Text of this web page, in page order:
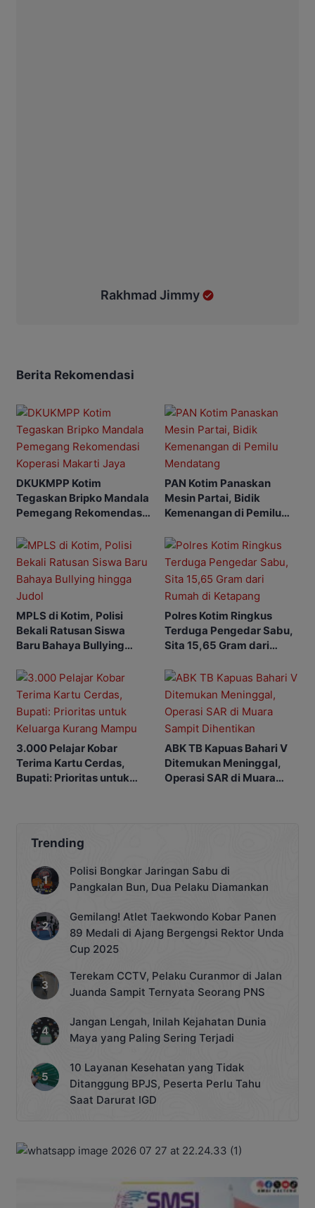
Rakhmad Jimmy
Berita Rekomendasi
DKUKMPP Kotim
Tegaskan Bripko Mandala
Pemegang Rekomendasi
PAN Kotim Panaskan
Mesin Partai, Bidik
Kemenangan di Pemilu
MPLS di Kotim, Polisi
Bekali Ratusan Siswa
Baru Bahaya Bullying
Polres Kotim Ringkus
Terduga Pengedar Sabu,
Sita 15,65 Gram dari
3.000 Pelajar Kobar
Terima Kartu Cerdas,
Bupati: Prioritas untuk
ABK TB Kapuas Bahari V
Ditemukan Meninggal,
Operasi SAR di Muara
Trending
Polisi Bongkar Jaringan Sabu di
Pangkalan Bun, Dua Pelaku Diamankan
Gemilang! Atlet Taekwondo Kobar Panen
89 Medali di Ajang Bergengsi Rektor Unda
Cup 2025
Terekam CCTV, Pelaku Curanmor di Jalan
Juanda Sampit Ternyata Seorang PNS
Jangan Lengah, Inilah Kejahatan Dunia
Maya yang Paling Sering Terjadi
10 Layanan Kesehatan yang Tidak
Ditanggung BPJS, Peserta Perlu Tahu
Saat Darurat IGD